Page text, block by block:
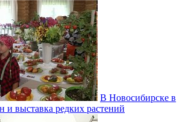
В Новосибирске в
и выставка редких растений